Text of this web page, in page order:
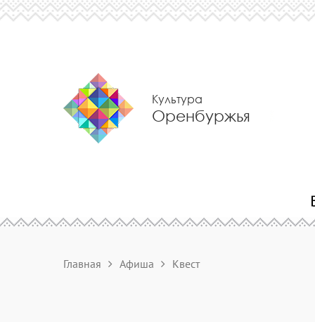
Культура
Оренбуржья
Главная Афиша Квест